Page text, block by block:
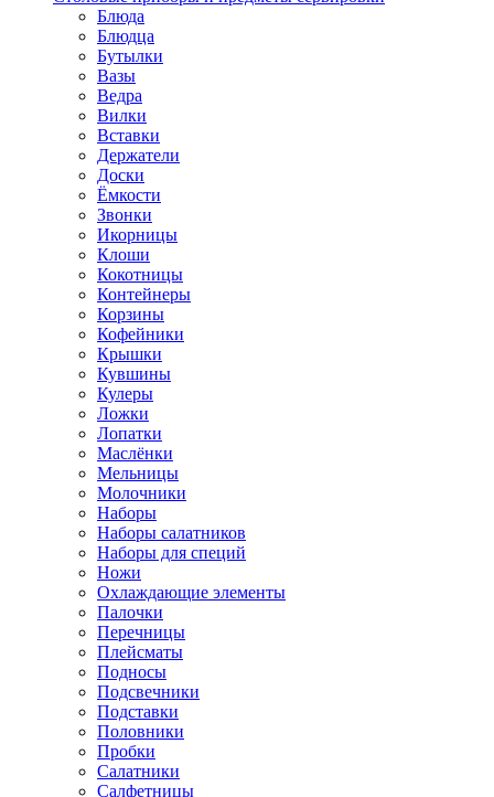
Блюда
Блюдца
Бутылки
Вазы
Ведра
Вилки
Вставки
Держатели
Доски
Ёмкости
Звонки
Икорницы
Клоши
Кокотницы
Контейнеры
Корзины
Кофейники
Крышки
Кувшины
Кулеры
Ложки
Лопатки
Маслёнки
Мельницы
Молочники
Наборы
Наборы салатников
Наборы для специй
Ножи
Охлаждающие элементы
Палочки
Перечницы
Плейсматы
Подносы
Подсвечники
Подставки
Половники
Пробки
Салатники
Салфетницы